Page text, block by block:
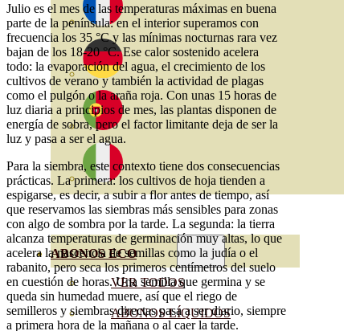
ABONOS ECO
VER TODOS
ABONOS LÍQUIDOS
Julio es el mes de las temperaturas máximas en buena
parte de la península: en el interior superamos con
frecuencia los 35 °C y las mínimas nocturnas rara vez
bajan de los 18-20 °C. Ese calor sostenido acelera
todo: la evaporación del agua, el crecimiento de los
cultivos de verano y también la actividad de plagas
como el pulgón o la araña roja. Con unas 15 horas de
luz diaria a principios de mes, las plantas disponen de
energía de sobra, pero el factor limitante deja de ser la
luz y pasa a ser el agua.
Para la siembra, este contexto tiene dos consecuencias
prácticas. La primera: los cultivos de hoja tienden a
espigarse, es decir, a subir a flor antes de tiempo, así
que reservamos las siembras más sensibles para zonas
con algo de sombra por la tarde. La segunda: la tierra
alcanza temperaturas de germinación muy altas, lo que
acelera la nascencia de semillas como la judía o el
rabanito, pero seca los primeros centímetros del suelo
en cuestión de horas. Una semilla que germina y se
queda sin humedad muere, así que el riego de
semilleros y siembras directas pasa a ser diario, siempre
a primera hora de la mañana o al caer la tarde.